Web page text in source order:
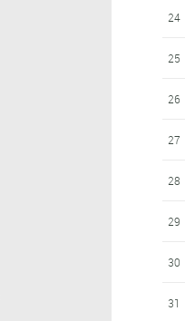
24
25
26
27
28
29
30
31